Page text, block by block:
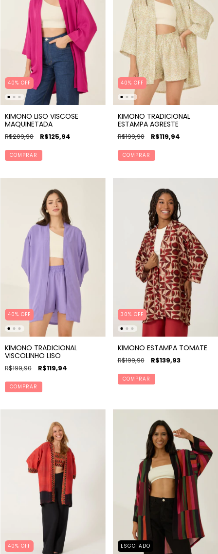
40% OFF
KIMONO LISO VISCOSE
MAQUINETADA
R$209,90 R$125,94
COMPRAR
40% OFF
KIMONO TRADICIONAL
ESTAMPA AGRESTE
R$199,90 R$119,94
COMPRAR
40% OFF
KIMONO TRADICIONAL
VISCOLINHO LISO
R$199,90 R$119,94
COMPRAR
30% OFF
KIMONO ESTAMPA TOMATE
R$199,90 R$139,93
COMPRAR
40% OFF ESGOTADO